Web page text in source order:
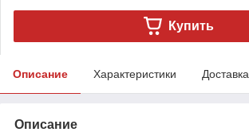
Купить
Описание Характеристики Доставка
Описание